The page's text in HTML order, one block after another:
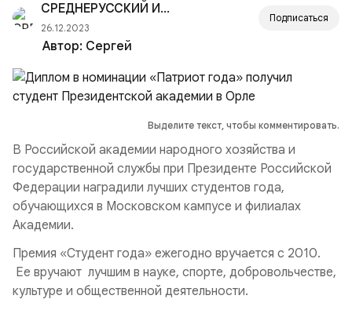
СРЕДНЕРУССКИЙ ИНСТИТУТ УПРАВЛЕНИЯ — РАНХиГС
26.12.2023
Подписаться
Автор: Сергей
Выделите текст, чтобы комментировать.
В Российской академии народного хозяйства и
государственной службы при Президенте Российской
Федерации наградили лучших студентов года,
обучающихся в Московском кампусе и филиалах
Академии.
Премия «Студент года» ежегодно вручается с 2010.
Ее вручают лучшим в науке, спорте, добровольчестве,
культуре и общественной деятельности.